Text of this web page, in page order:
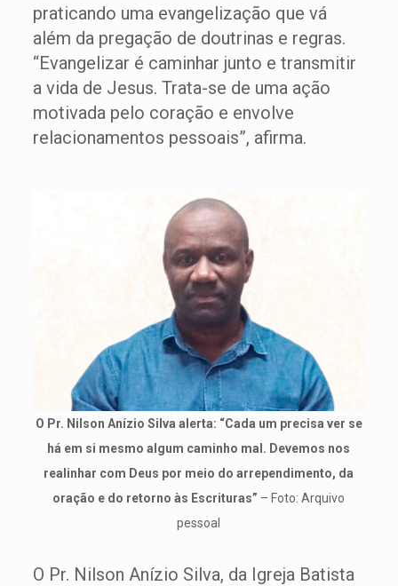
praticando uma evangelização que vá
além da pregação de doutrinas e regras.
“Evangelizar é caminhar junto e transmitir
a vida de Jesus. Trata-se de uma ação
motivada pelo coração e envolve
relacionamentos pessoais”, afirma.
O Pr. Nilson Anízio Silva alerta: “Cada um precisa ver se
há em si mesmo algum caminho mal. Devemos nos
realinhar com Deus por meio do arrependimento, da
oração e do retorno às Escrituras” – Foto: Arquivo
pessoal
O Pr. Nilson Anízio Silva, da Igreja Batista